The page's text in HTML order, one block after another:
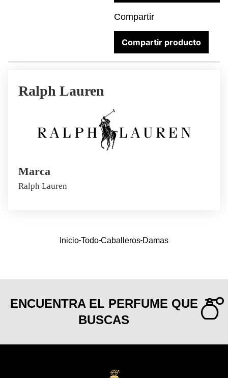
Compartir
Compartir producto
Ralph Lauren
Marca
Ralph Lauren
Inicio Todo Caballeros Damas
ENCUENTRA EL PERFUME QUE
BUSCAS